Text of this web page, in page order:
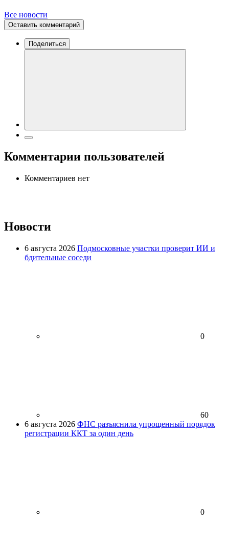
Все новости
Оставить комментарий
Поделиться
Комментарии пользователей
Комментариев нет
Новости
6 августа 2026 Подмосковные участки проверит ИИ и
бдительные соседи
0
60
6 августа 2026 ФНС разъяснила упрощенный порядок
регистрации ККТ за один день
0